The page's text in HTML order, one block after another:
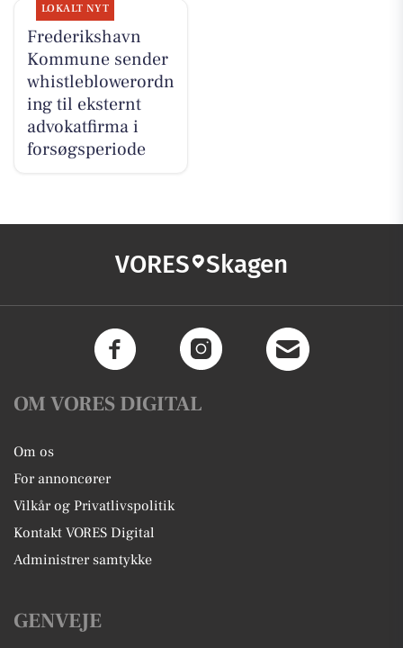
LOKALT NYT
Frederikshavn
Kommune sender
whistleblowerordn
ing til eksternt
advokatfirma i
forsøgsperiode
VORES Skagen
OM VORES DIGITAL
Om os
For annoncører
Vilkår og Privatlivspolitik
Kontakt VORES Digital
Administrer samtykke
GENVEJE